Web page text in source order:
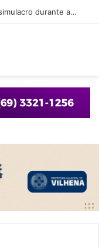
Polícia apreende drogas, dinheiro e simulacro durante ação no bairro Alto Alegre, em Vilhena